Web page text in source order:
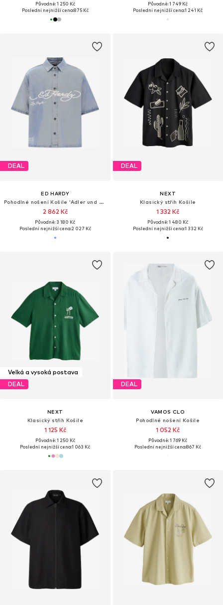
Původně: 1 250 Kč
Poslední nejnižší cena:875 Kč
Původně: 1 749 Kč
Poslední nejnižší cena:1 241 Kč
DEAL
ED HARDY
Pohodlné nošení Košile 'Adler und Sterne'
2 862 Kč
Původně: 3 180 Kč
Poslední nejnižší cena:2 027 Kč
DEAL
NEXT
Klasický střih Košile
1 332 Kč
Původně: 1 480 Kč
Poslední nejnižší cena:1 332 Kč
Velká a vysoká postava
DEAL
NEXT
Klasický střih Košile
1 125 Kč
Původně: 1 250 Kč
Poslední nejnižší cena:1 063 Kč
DEAL
VAMOS CLO
Pohodlné nošení Košile
1 052 Kč
Původně: 1 769 Kč
Poslední nejnižší cena:867 Kč